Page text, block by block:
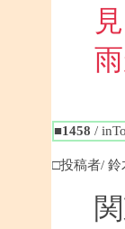
■1458 /
□投稿者/ 鈴